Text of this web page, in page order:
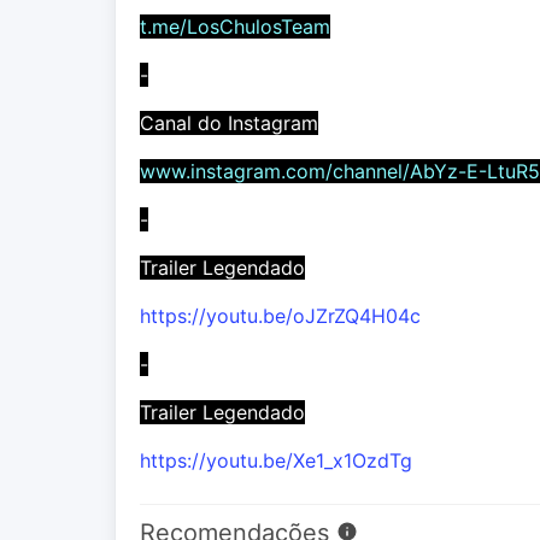
t.me/LosChulosTeam
-
Canal do Instagram
www.instagram.com/channel/AbYz-E-
-
Trailer Legendado
https://youtu.be/oJZrZQ4H04c
-
Trailer Legendado
https://youtu.be/Xe1_x1OzdTg
Recomendações